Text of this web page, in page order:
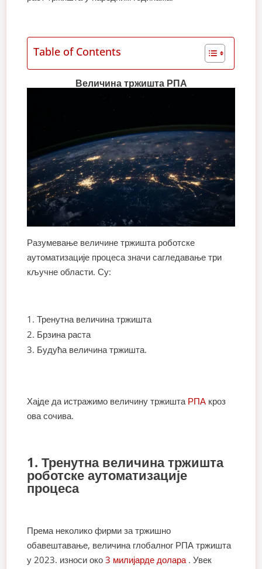
Table of Contents
Величина тржишта РПА
Разумевање величине тржишта роботске
аутоматизације процеса значи сагледавање три
кључне области. Су:
Тренутна величина тржишта
Брзина раста
Будућа величина тржишта.
Хајде да истражимо величину тржишта РПА кроз
ова сочива.
1. Тренутна величина тржишта
роботске аутоматизације
процеса
Према неколико фирми за тржишно
обавештавање, величина глобалног РПА тржишта
у 2023. износи око3 милијарде долара. Увек